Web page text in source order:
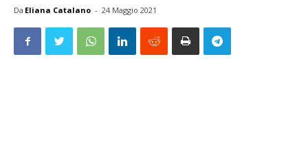
Da Eliana Catalano - 24 Maggio 2021